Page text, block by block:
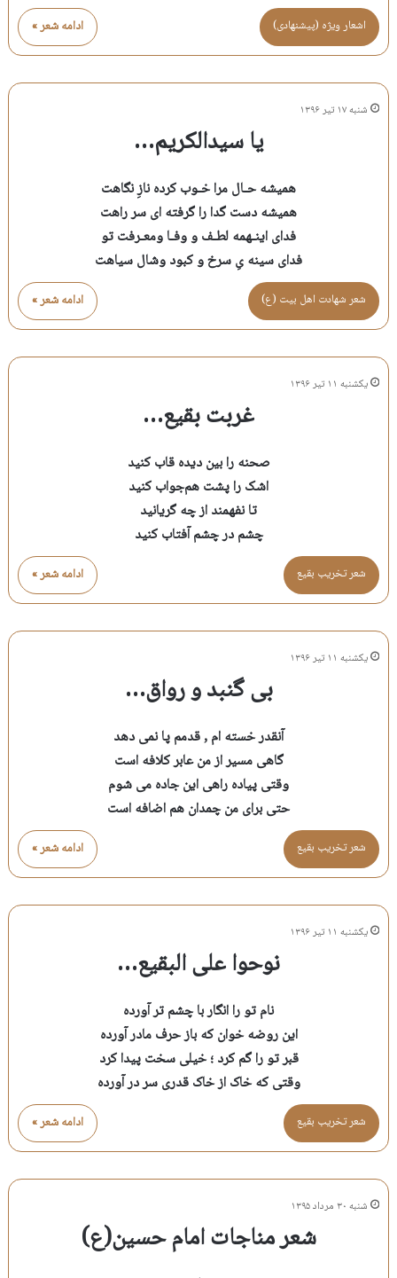
ادامه شعر » اشعار ویژه (پیشنهادی)
شنبه ۱۷ تیر ۱۳۹۶
یا سیدالکریم…
همیشه حـال مرا خـوب کرده نازِ نگاهت
همیشه دست گدا را گرفته ای سر راهت
فدای اینـهمه لطـف و وفـا ومعـرفت تو
فدای سینه یِ سرخ و کبود وشال سیاهت
ادامه شعر » شعر شهادت اهل بيت (ع)
یکشنبه ۱۱ تیر ۱۳۹۶
غربت بقیع…
صحنه را بین دیده قاب کنید
اشک را پشت هم‌جواب کنید
تا نفهمند از چه گریانید
چشم در چشم آفتاب کنید
ادامه شعر » شعر تخريب بقيع
یکشنبه ۱۱ تیر ۱۳۹۶
بی گنبد و رواق…
آنقدر خسته ام , قدمم پا نمی دهد
گاهی مسیر از من عابر کلافه است
وقتی پیاده راهی این جاده می شوم
حتی برای من چمدان هم اضافه است
ادامه شعر » شعر تخريب بقيع
یکشنبه ۱۱ تیر ۱۳۹۶
نوحوا علی البقیع…
نام تو را انگار با چشم تر آورده
این روضه خوان که باز حرف مادر آورده
قبر تو را گم کرد ؛ خیلی سخت پیدا کرد
وقتی که خاک از خاک قدری سر در آورده
ادامه شعر » شعر تخريب بقيع
شنبه ۳۰ مرداد ۱۳۹۵
شعر مناجات امام حسین(ع)